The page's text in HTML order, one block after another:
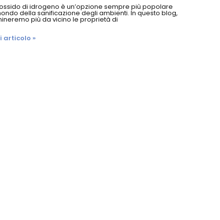
di idrogeno è un’opzione sempre più popolare
della sanificazione degli ambienti. In questo blog,
più da vicino le proprietà di
articolo »